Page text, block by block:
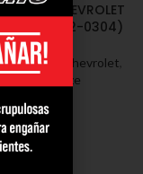
CHEVROLET
2016 (02-0304)
, Bocines - Chevrolet
cruze